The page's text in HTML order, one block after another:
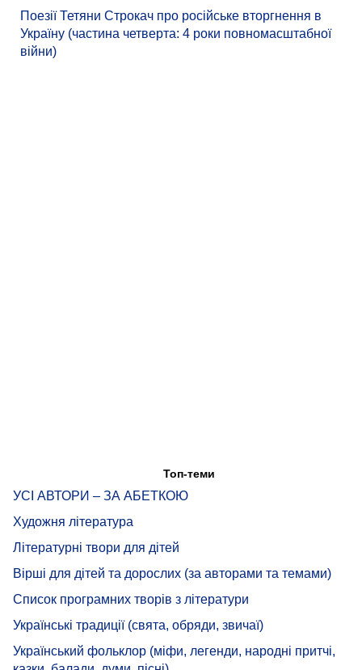
Поезії Тетяни Строкач про російське вторгнення в
Україну (частина четверта: 4 роки повномасштабної
війни)
Топ-теми
УСІ АВТОРИ – ЗА АБЕТКОЮ
Художня література
Літературні твори для дітей
Вірші для дітей та дорослих (за авторами та темами)
Список програмних творів з літератури
Українські традиції (свята, обряди, звичаї)
Український фольклор (міфи, легенди, народні притчі,